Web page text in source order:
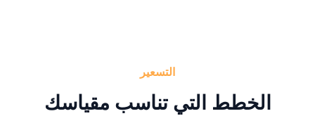
التسعير
الخطط التي تناسب مقياسك